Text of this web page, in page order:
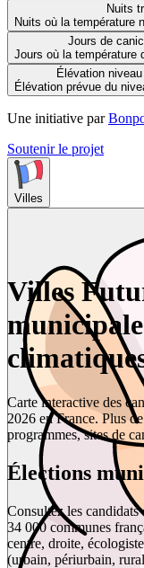
Nuits
Nuits où la température
Jours de
Jours où la température
Élévation
Élévation prévue du
Une initiative par
Soutenir le projet
Villes
Villes
Carte interactive des
2026 en France. Plus
programmes, sites de
Élections
Consultez les candidats
34 000 communes
centre, droite,
(urbain, périurbain,